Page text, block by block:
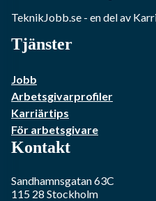
TeknikJobb.se - en del av
Tjänster
Jobb
Arbetsgivarprofiler
Karriärtips
För arbetsgivare
Kontakt
Sandhamnsgatan 63C
115 28 Stockholm